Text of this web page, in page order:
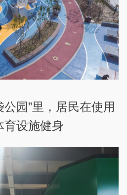
园”里，居民在使用
育设施健身